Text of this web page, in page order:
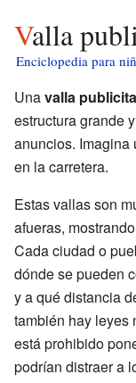
Valla
Enciclopedia para
Unavalla
estructura grande
anuncios. Imagina
en la carretera.
Estas vallas son
afueras,
Cada ciudad o
dónde se pueden
y a qué distancia
también hay leyes
está prohibido
podrían distraer a